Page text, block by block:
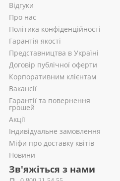
Відгуки
Про нас
Політика конфіденційності
Гарантія якості
Представництва в Україні
Договір публічної оферти
Корпоративним клієнтам
Вакансії
Гарантії та повернення
грошей
Акції
Індивідуальне замовлення
Міфи про доставку квітів
Новини
Зв'яжіться з нами